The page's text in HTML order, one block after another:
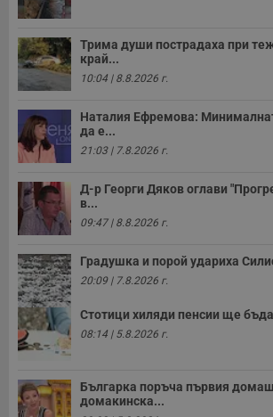
Трима души пострадаха при
край...
10:04 | 8.8.2026 г.
Наталия Ефремова:
да е...
21:03 | 7.8.2026 г.
Д-р Георги Дяков оглави
в...
09:47 | 8.8.2026 г.
Градушка и порой удариха
20:09 | 7.8.2026 г.
Стотици хиляди пенсии ще
08:14 | 5.8.2026 г.
Българка поръча първия
домакинска...